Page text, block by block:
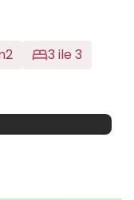
3 ile 3